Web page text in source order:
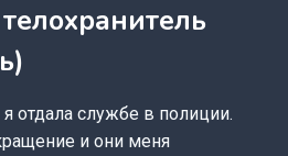
отдала службе в полиции.
и они меня